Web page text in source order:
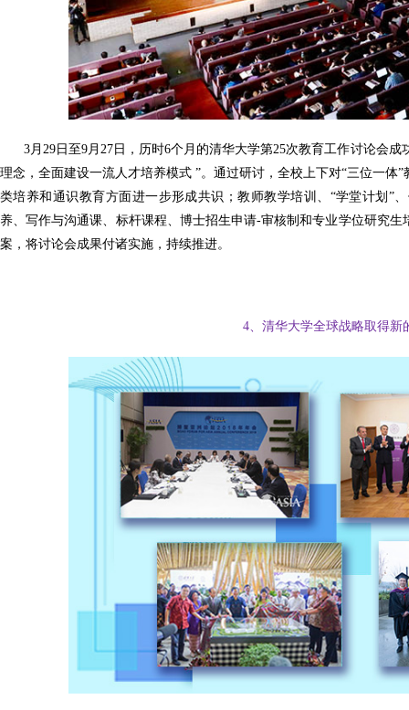
3月29日至9月27日，历时6个月的清华大学第25次教育工作讨论会
理念，全面建设一流人才培养模式 ”。通过研讨，全校上下对“三位一体
类培养和通识教育方面进一步形成共识；教师教学培训、“学堂计划”
养、写作与沟通课、标杆课程、博士招生申请-审核制和专业学位研究
案，将讨论会成果付诸实施，持续推进。
4、清华大学全球战略取得新